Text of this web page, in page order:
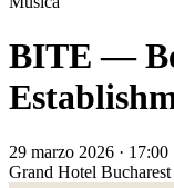
BITE —
29 marzo 2026 · 17:00
Grand Hotel Bucharest